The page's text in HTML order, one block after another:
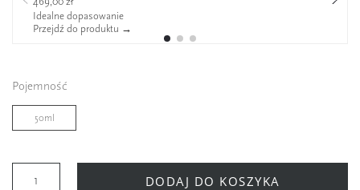
Idealne dopasowanie
Przejdź do produktu →
Pojemność
50ml
DODAJ DO KOSZYKA